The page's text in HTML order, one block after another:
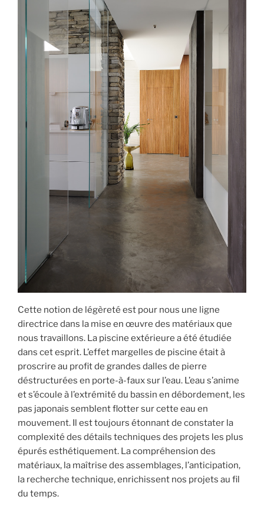
Cette notion de légèreté est pour nous une ligne
directrice dans la mise en œuvre des matériaux que
nous travaillons. La piscine extérieure a été étudiée
dans cet esprit. L’effet margelles de piscine était à
proscrire au profit de grandes dalles de pierre
déstructurées en porte-à-faux sur l’eau. L’eau s’anime
et s’écoule à l’extrémité du bassin en débordement, les
pas japonais semblent flotter sur cette eau en
mouvement. Il est toujours étonnant de constater la
complexité des détails techniques des projets les plus
épurés esthétiquement. La compréhension des
matériaux, la maîtrise des assemblages, l’anticipation,
la recherche technique, enrichissent nos projets au fil
du temps.